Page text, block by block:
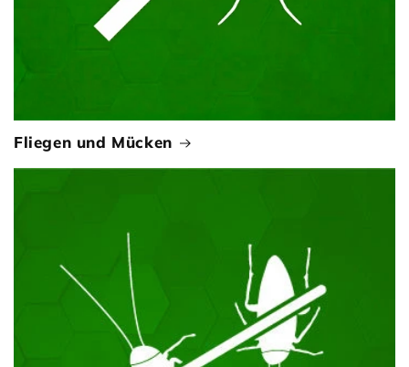
Fliegen und Mücken